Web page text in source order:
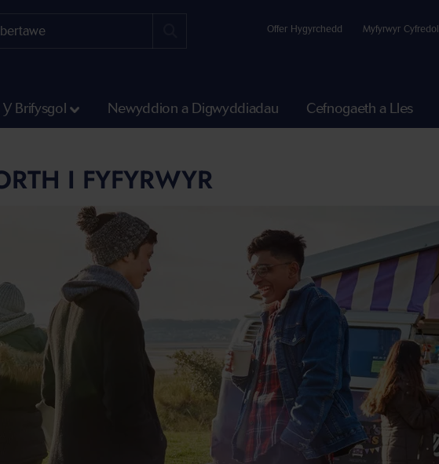
Offer Hygyrchedd Myfyrwyr Cyfredol
Y Brifysgol Newyddion a Digwyddiadau Cefnogaeth a Lles
I FYFYRWYR